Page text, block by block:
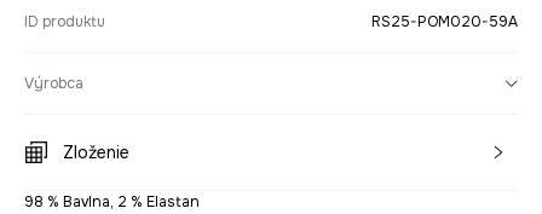
ID produktu RS25-POM020-59A
Výrobca
Zloženie
98 % Bavlna, 2 % Elastan